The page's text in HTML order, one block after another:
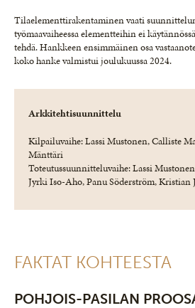
Tilaelementtirakentaminen vaati
työmaavaiheessa elementteihin ei
tehdä. Hankkeen ensimmäinen osa
koko hanke valmistui joulukuussa 2024.
Arkkitehtisuunnittelu
Kilpailuvaihe: Lassi Mustonen, Calliste
Mänttäri
Toteutussuunnitteluvaihe: Lassi
Jyrki Iso-Aho, Panu Söderström, Kristian
FAKTAT KOHTEESTA
POHJOIS-PASILAN